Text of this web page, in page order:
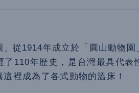
」從1914年成立於「圓山動物
了110年歷史，是台灣最具代表
裡成為了各式動物的溫床！